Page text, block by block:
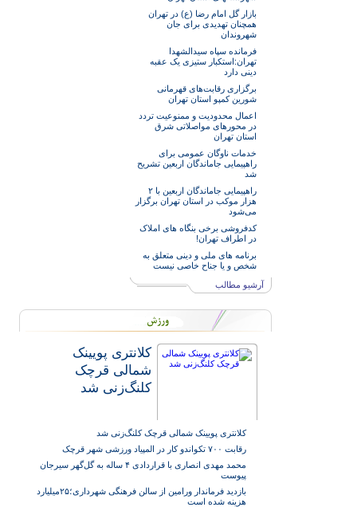
بازار گل امام رضا (ع) در تهران
همچنان تهدیدی برای جان
شهروندان
فرمانده سپاه سیدالشهدا
تهران:استکبار ستیزی یک عقبه
دینی دارد
برگزاری رقابت‌های قهرمانی
شورین کمپو استان تهران
اعمال محدودیت و ممنوعیت تردد
در محورهای مواصلاتی شرق
استان تهران
خدمات‌ ناوگان عمومی برای
راهپیمایی جاماندگان اربعین تشریح
شد
راهپیمایی جاماندگان اربعین با ۲
هزار موکب در استان تهران برگزار
می‌شود
کدفروشی برخی بنگاه های املاک
در اطراف تهران!
برنامه های ملی و دینی متعلق به
شخص و یا جناح خاصی نیست
آرشیو مطالب
کلانتری پویینک
شمالی قرچک
کلنگ‌زنی شد
کلانتری پویینک شمالی قرچک کلنگ‌زنی شد
رقابت ۷۰۰ تکواندو کار در المپیاد ورزشی شهر قرچک
محمد مهدی انصاری با قراردادی ۴ ساله به گل‌گهر سیرجان
پیوست
بازدید فرماندار ورامین از سالن فرهنگی شهرداری؛۲۵میلیارد
هزینه شده است